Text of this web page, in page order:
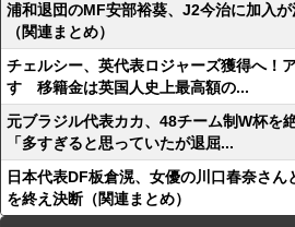
浦和退団のMF安部裕葵、J2今治に加入が
（関連まとめ）
チェルシー、英代表ロジャーズ獲得へ！
す 移籍金は英国人史上最高額の...
元ブラジル代表カカ、48チーム制W杯を
「多すぎると思っていたが退屈...
日本代表DF板倉滉、女優の川口春奈さ
を終え決断（関連まとめ）